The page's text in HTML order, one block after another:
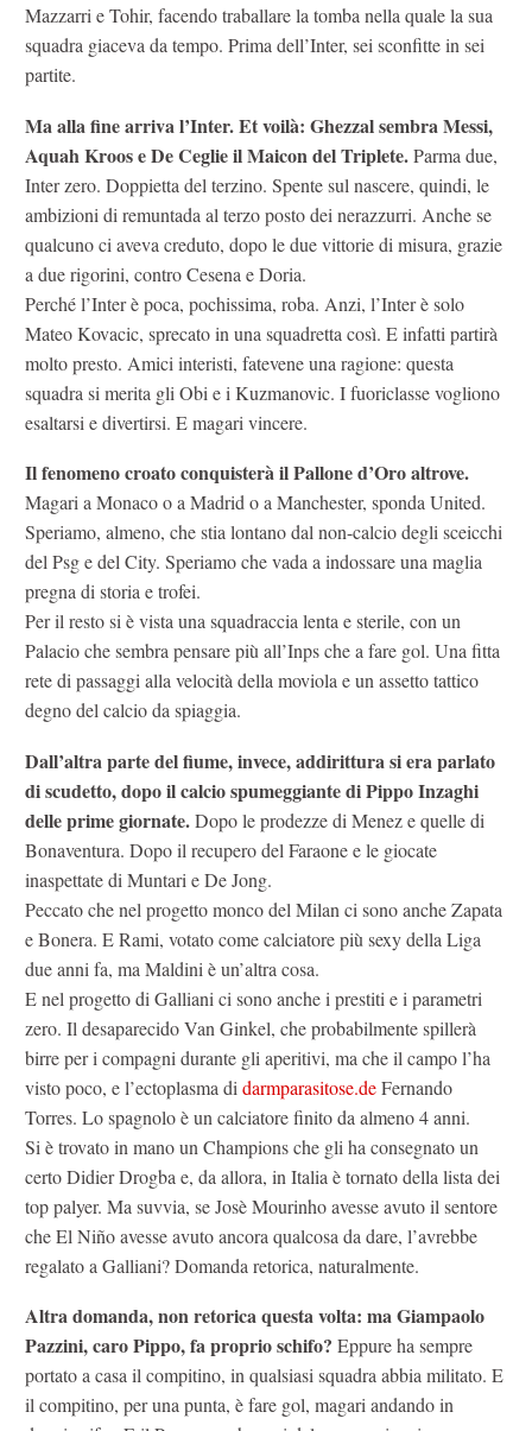
Mazzarri e Tohir, facendo traballare la tomba nella quale la sua
squadra giaceva da tempo. Prima dell’Inter, sei sconfitte in sei
partite.
Ma alla fine arriva l’Inter. Et voilà: Ghezzal sembra Messi,
Aquah Kroos e De Ceglie il Maicon del Triplete.Parma due,
Inter zero. Doppietta del terzino. Spente sul nascere, quindi, le
ambizioni di remuntada al terzo posto dei nerazzurri. Anche se
qualcuno ci aveva creduto, dopo le due vittorie di misura, grazie
a due rigorini, contro Cesena e Doria.
Perché l’Inter è poca, pochissima, roba. Anzi, l’Inter è solo
Mateo Kovacic, sprecato in una squadretta così. E infatti partirà
molto presto. Amici interisti, fatevene una ragione: questa
squadra si merita gli Obi e i Kuzmanovic. I fuoriclasse vogliono
esaltarsi e divertirsi. E magari vincere.
Il fenomeno croato conquisterà il Pallone d’Oro altrove.
Magari a Monaco o a Madrid o a Manchester, sponda United.
Speriamo, almeno, che stia lontano dal non-calcio degli sceicchi
del Psg e del City. Speriamo che vada a indossare una maglia
pregna di storia e trofei.
Per il resto si è vista una squadraccia lenta e sterile, con un
Palacio che sembra pensare più all’Inps che a fare gol. Una fitta
rete di passaggi alla velocità della moviola e un assetto tattico
degno del calcio da spiaggia.
Dall’altra parte del fiume, invece, addirittura si era parlato
di scudetto, dopo il calcio spumeggiante di Pippo Inzaghi
delle prime giornate.Dopo le prodezze di Menez e quelle di
Bonaventura. Dopo il recupero del Faraone e le giocate
inaspettate di Muntari e De Jong.
Peccato che nel progetto monco del Milan ci sono anche Zapata
e Bonera. E Rami, votato come calciatore più sexy della Liga
due anni fa, ma Maldini è un’altra cosa.
E nel progetto di Galliani ci sono anche i prestiti e i parametri
zero. Il desaparecido Van Ginkel, che probabilmente spillerà
birre per i compagni durante gli aperitivi, ma che il campo l’ha
visto poco, e l’ectoplasma di darmparasitose.deFernando
Torres. Lo spagnolo è un calciatore finito da almeno 4 anni.
Si è trovato in mano un Champions che gli ha consegnato un
certo Didier Drogba e, da allora, in Italia è tornato della lista dei
top palyer. Ma suvvia, se Josè Mourinho avesse avuto il sentore
che El Niño avesse avuto ancora qualcosa da dare, l’avrebbe
regalato a Galliani? Domanda retorica, naturalmente.
Altra domanda, non retorica questa volta: ma Giampaolo
Pazzini, caro Pippo, fa proprio schifo? Eppure ha sempre
portato a casa il compitino, in qualsiasi squadra abbia militato. E
il compitino, per una punta, è fare gol, magari andando in